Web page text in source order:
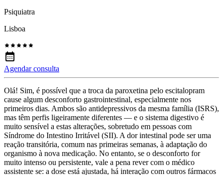
Psiquiatra
Lisboa
Agendar consulta
Olá! Sim, é possível que a troca da paroxetina pelo escitalopram
cause algum desconforto gastrointestinal, especialmente nos
primeiros dias. Ambos são antidepressivos da mesma família (ISRS),
mas têm perfis ligeiramente diferentes — e o sistema digestivo é
muito sensível a estas alterações, sobretudo em pessoas com
Síndrome do Intestino Irritável (SII). A dor intestinal pode ser uma
reação transitória, comum nas primeiras semanas, à adaptação do
organismo à nova medicação. No entanto, se o desconforto for
muito intenso ou persistente, vale a pena rever com o médico
assistente se: a dose está ajustada, há interação com outros fármacos